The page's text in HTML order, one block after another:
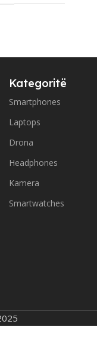
Kategoritë
Smartphones
Laptops
Drona
Headphones
Kamera
Smartwatches